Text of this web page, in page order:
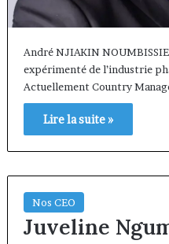
André NJIAKIN
expérimenté de l’industrie
Actuellement Country
Lire la suite »
Nos CEO
Juveline